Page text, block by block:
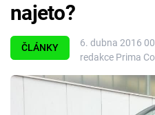
Témata
ČLÁNKY
6. dubna 2016
redakce Prima
najeto?